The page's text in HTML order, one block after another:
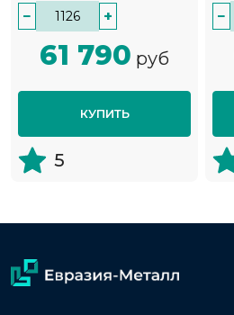
− +
61 790 руб
КУПИТЬ
5
−